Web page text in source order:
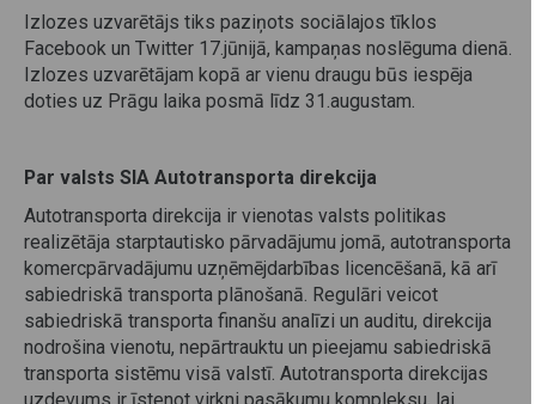
Izlozes uzvarētājs tiks paziņots sociālajos tīklos
Facebook un Twitter 17.jūnijā, kampaņas noslēguma dienā.
Izlozes uzvarētājam kopā ar vienu draugu būs iespēja
doties uz Prāgu laika posmā līdz 31.augustam.
Par valsts SIA Autotransporta direkcija
Autotransporta direkcija ir vienotas valsts politikas
realizētāja starptautisko pārvadājumu jomā, autotransporta
komercpārvadājumu uzņēmējdarbības licencēšanā, kā arī
sabiedriskā transporta plānošanā. Regulāri veicot
sabiedriskā transporta finanšu analīzi un auditu, direkcija
nodrošina vienotu, nepārtrauktu un pieejamu sabiedriskā
transporta sistēmu visā valstī. Autotransporta direkcijas
uzdevums ir īstenot virkni pasākumu kompleksu, lai